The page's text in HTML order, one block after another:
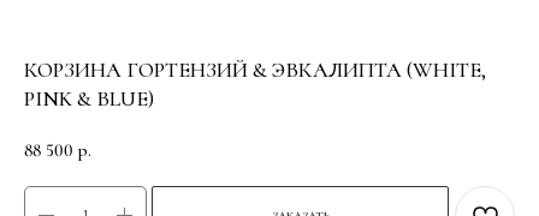
КОРЗИНА ГОРТЕНЗИЙ & ЭВКАЛИПТА (WHITE,
PINK & BLUE)
88 500 р.